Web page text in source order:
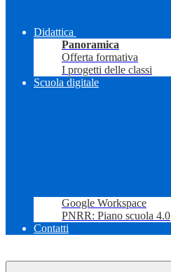
Didattica
Panoramica
Offerta formativa
I progetti delle classi
Scuola digitale
Google Workspace
PNRR: Piano scuola 4.0
Contatti